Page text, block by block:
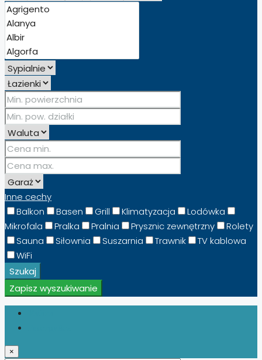
Inne cechy
Balkon
Basen Grill Klimatyzacja
Lodówka
Mikrofala
Pralka Pralnia Prysznic zewnętrzny
Rolety
Sauna
Siłownia Suszarnia Trawnik
TV kablowa
WiFi
Szukaj
Zapisz wyszukiwanie
×